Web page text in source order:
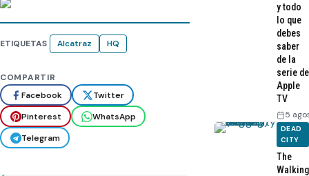
ETIQUETAS Alcatraz HQ
COMPARTIR
Facebook
Twitter
Pinterest
WhatsApp
Telegram
y todo
lo que
debes
saber
de la
serie de
Apple
TV
5
DEAD
CITY
The
Walking